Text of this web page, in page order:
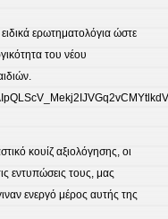
ερωτηματολόγια ώστε
του νέου
κουίζ αξιολόγησης, οι
εντυπώσεις τους, μας
ενεργό μέρος αυτής της